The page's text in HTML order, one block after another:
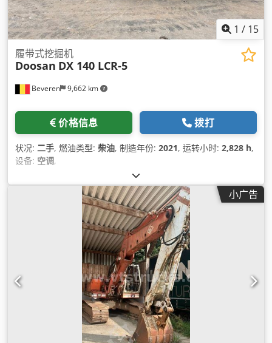
1 / 15
Beveren 9,662 km
履带式挖掘机
Doosan DX 140 LCR-5
价格信息 拨打
状况: 二手, 燃油类型: 柴油, 制造年份: 2021, 运转小时: 2,828 h,
设备: 空调,
小广告